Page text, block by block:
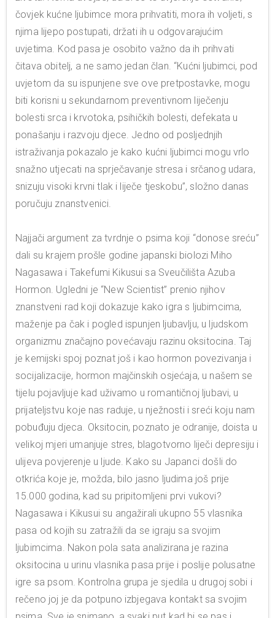
čovjek kućne ljubimce mora prihvatiti, mora ih voljeti, s
njima lijepo postupati, držati ih u odgovarajućim
uvjetima. Kod pasa je osobito važno da ih prihvati
čitava obitelj, a ne samo jedan član. “Kućni ljubimci, pod
uvjetom da su ispunjene sve ove pretpostavke, mogu
biti korisni u sekundarnom preventivnom liječenju
bolesti srca i krvotoka, psihičkih bolesti, defekata u
ponašanju i razvoju djece. Jedno od posljednjih
istraživanja pokazalo je kako kućni ljubimci mogu vrlo
snažno utjecati na sprječavanje stresa i srčanog udara,
snizuju visoki krvni tlak i liječe tjeskobu”, složno danas
poručuju znanstvenici.
Najjači argument za tvrdnje o psima koji “donose sreću”
dali su krajem prošle godine japanski biolozi Miho
Nagasawa i Takefumi Kikusui sa Sveučilišta Azuba
Hormon. Ugledni je “New Scientist” prenio njihov
znanstveni rad koji dokazuje kako igra s ljubimcima,
maženje pa čak i pogled ispunjen ljubavlju, u ljudskom
organizmu značajno povećavaju razinu oksitocina. Taj
je kemijski spoj poznat još i kao hormon povezivanja i
socijalizacije, hormon majčinskih osjećaja, u našem se
tijelu pojavljuje kad uživamo u romantičnoj ljubavi, u
prijateljstvu koje nas raduje, u nježnosti i sreći koju nam
pobuđuju djeca. Oksitocin, poznato je odranije, doista u
velikoj mjeri umanjuje stres, blagotvorno liječi depresiju i
ulijeva povjerenje u ljude. Kako su Japanci došli do
otkrića koje je, možda, bilo jasno ljudima još prije
15.000 godina, kad su pripitomljeni prvi vukovi?
Nagasawa i Kikusui su angažirali ukupno 55 vlasnika
pasa od kojih su zatražili da se igraju sa svojim
ljubimcima. Nakon pola sata analizirana je razina
oksitocina u urinu vlasnika pasa prije i poslije polusatne
igre sa psom. Kontrolna grupa je sjedila u drugoj sobi i
rečeno joj je da potpuno izbjegava kontakt sa svojim